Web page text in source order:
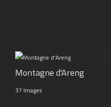
Montagne d'Areng
37 Images